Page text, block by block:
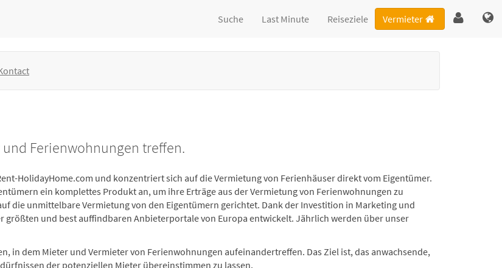
Vermieter
Suche Last Minute Reiseziele
Ferienwohnungen treffen.
HolidayHome.com und konzentriert sich auf die Vermietung von Ferienhäuser direkt vom Eigentümer.
ein komplettes Produkt an, um ihre Erträge aus der Vermietung von Ferienwohnungen zu
die unmittelbare Vermietung von den Eigentümern gerichtet. Dank der Investition in Marketing und
größten und best auffindbaren Anbieterportale von Europa entwickelt. Jährlich werden über unser
in dem Mieter und Vermieter von Ferienwohnungen aufeinandertreffen. Das Ziel ist, das anwachsende,
der potenziellen Mieter übereinstimmen zu lassen.